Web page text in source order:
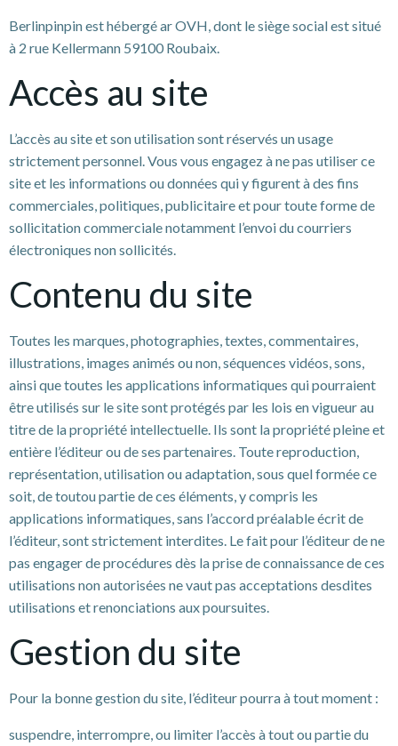
Berlinpinpin est hébergé ar OVH, dont le siège social est situé
à 2 rue Kellermann 59100 Roubaix.
Accès au site
L’accès au site et son utilisation sont réservés un usage
strictement personnel. Vous vous engagez à ne pas utiliser ce
site et les informations ou données qui y figurent à des fins
commerciales, politiques, publicitaire et pour toute forme de
sollicitation commerciale notamment l’envoi du courriers
électroniques non sollicités.
Contenu du site
Toutes les marques, photographies, textes, commentaires,
illustrations, images animés ou non, séquences vidéos, sons,
ainsi que toutes les applications informatiques qui pourraient
être utilisés sur le site sont protégés par les lois en vigueur au
titre de la propriété intellectuelle. Ils sont la propriété pleine et
entière l’éditeur ou de ses partenaires. Toute reproduction,
représentation, utilisation ou adaptation, sous quel formée ce
soit, de toutou partie de ces éléments, y compris les
applications informatiques, sans l’accord préalable écrit de
l’éditeur, sont strictement interdites. Le fait pour l’éditeur de ne
pas engager de procédures dès la prise de connaissance de ces
utilisations non autorisées ne vaut pas acceptations desdites
utilisations et renonciations aux poursuites.
Gestion du site
Pour la bonne gestion du site, l’éditeur pourra à tout moment :
suspendre, interrompre, ou limiter l’accès à tout ou partie du